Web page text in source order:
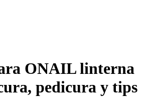
ONAIL linterna
pedicura y tips